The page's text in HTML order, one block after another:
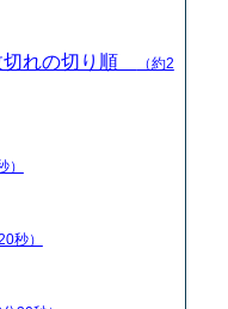
切れの切り順
（約2
）
秒）